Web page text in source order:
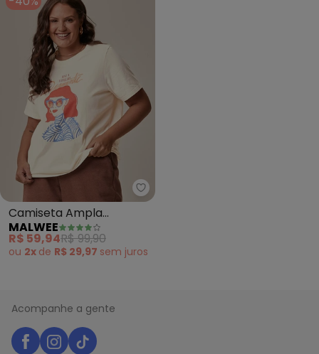
Malwee - Camiseta Ampla
Camiseta Ampla
Dramatic Plus (Off
White)
MALWEE
R$ 59,94R$ 99,90
ou 2x de R$ 29,97 sem juros
Acompanhe a gente